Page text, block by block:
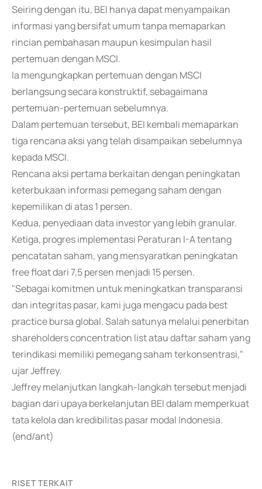
Seiring dengan itu, BEI hanya dapat menyampaikan
informasi yang bersifat umum tanpa memaparkan
rincian pembahasan maupun kesimpulan hasil
pertemuan dengan MSCI.
Ia mengungkapkan pertemuan dengan MSCI
berlangsung secara konstruktif, sebagaimana
pertemuan-pertemuan sebelumnya.
Dalam pertemuan tersebut, BEI kembali memaparkan
tiga rencana aksi yang telah disampaikan sebelumnya
kepada MSCI.
Rencana aksi pertama berkaitan dengan peningkatan
keterbukaan informasi pemegang saham dengan
kepemilikan di atas 1 persen.
Kedua, penyediaan data investor yang lebih granular.
Ketiga, progres implementasi Peraturan I-A tentang
pencatatan saham, yang mensyaratkan peningkatan
free float dari 7,5 persen menjadi 15 persen.
"Sebagai komitmen untuk meningkatkan transparansi
dan integritas pasar, kami juga mengacu pada best
practice bursa global. Salah satunya melalui penerbitan
shareholders concentration list atau daftar saham yang
terindikasi memiliki pemegang saham terkonsentrasi,"
ujar Jeffrey.
Jeffrey melanjutkan langkah-langkah tersebut menjadi
bagian dari upaya berkelanjutan BEI dalam memperkuat
tata kelola dan kredibilitas pasar modal Indonesia.
(end/ant)
RISET TERKAIT